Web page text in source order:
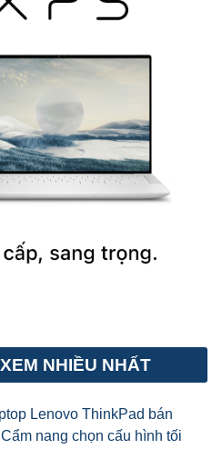
NHIỀU NHẤT
Lenovo ThinkPad bán
nang chọn cấu hình tối